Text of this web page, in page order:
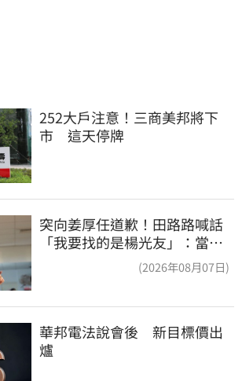
252大戶注意！三商美邦將下
市　這天停牌
突向姜厚任道歉！田路路喊話
「我要找的是楊光友」：當時
(2026年08月07日)
華邦電法說會後　新目標價出
爐